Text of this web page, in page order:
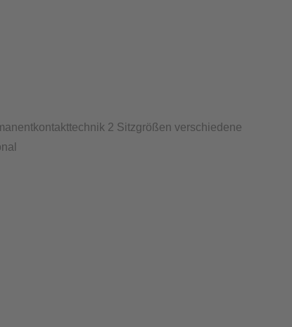
2 Sitzgrößen verschiedene